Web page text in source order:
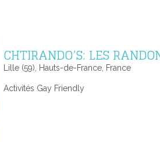
CHTIRANDO’S: LES
Lille (59), Hauts-de-France, France
Activités Gay Friendly